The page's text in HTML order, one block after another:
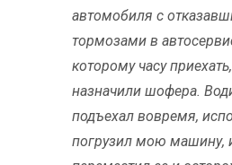
автомобиля с
тормозами в
которому часу
назначили шофера.
подъехал вовремя,
погрузил мою машину,